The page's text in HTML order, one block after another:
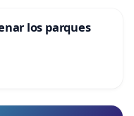
los parques